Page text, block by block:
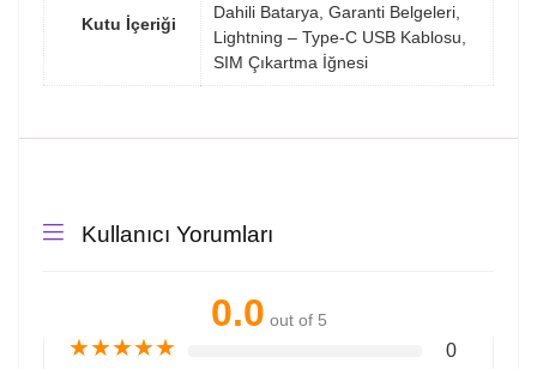
Kutu İçeriği
Dahili Batarya, Garanti Belgeleri,
Lightning – Type-C USB Kablosu,
SIM Çıkartma İğnesi
Kullanıcı Yorumları
0.0 out of 5
★★★★★ 0